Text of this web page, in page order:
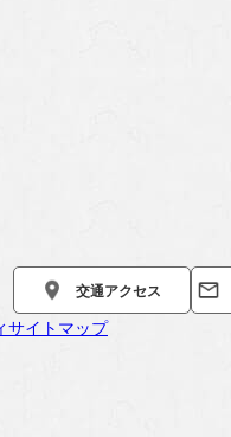
交通アクセス
サイトマップ